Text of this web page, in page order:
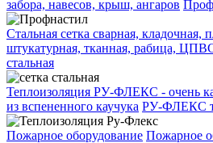
забора, навесов, крыш, ангаров
Стальная сетка сварная, кладочная,
штукатурная, тканная, рабица,
стальная
Теплоизоляция РУ-ФЛЕКС - очень
из вспененного каучука РУ-ФЛЕКС
Пожарное оборудование Пожарное